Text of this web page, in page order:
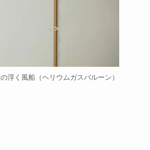
浮く風船（ヘリウムガスバルーン）